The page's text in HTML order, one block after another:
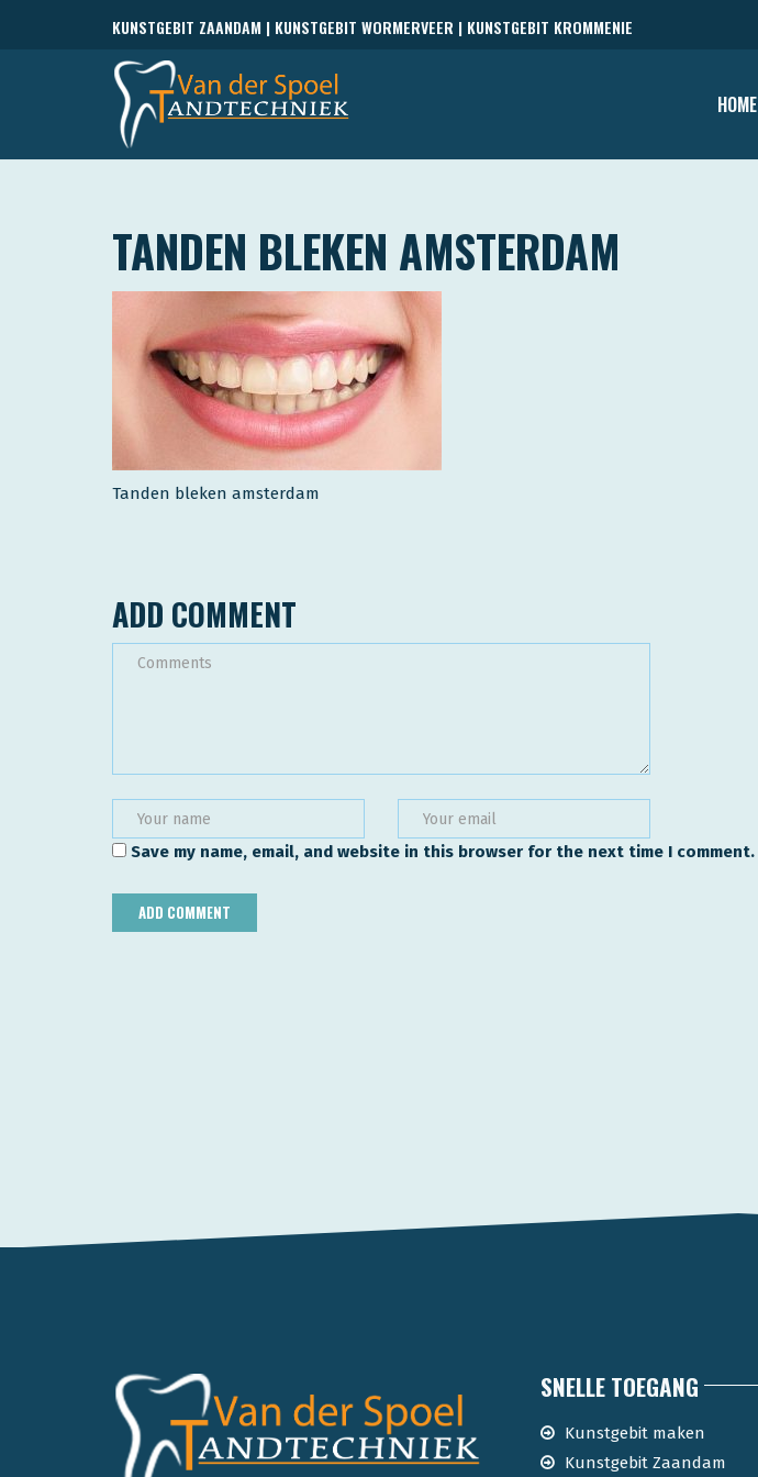
KUNSTGEBIT ZAANDAM | KUNSTGEBIT WORMERVEER | KUNSTGEBIT KROMMENIE
HOME
TANDEN BLEKEN AMSTERDAM
Tanden bleken amsterdam
ADD COMMENT
Save my name, email, and website in this browser for the next time I comment.
SNELLE TOEGANG
Kunstgebit maken
Kunstgebit Zaandam